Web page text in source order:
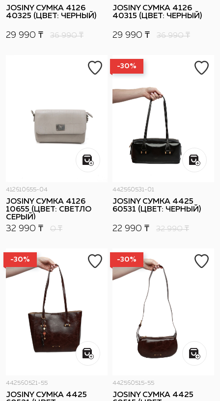
JOSINY СУМКА 4126
40325 (ЦВЕТ: ЧЕРНЫЙ)
29 990 ₸ 36 990₸
JOSINY СУМКА 4126
40315 (ЦВЕТ: ЧЕРНЫЙ)
29 990 ₸ 36 990₸
412610655-04
JOSINY СУМКА 4126
10655 (ЦВЕТ: СВЕТЛО
СЕРЫЙ)
32 990 ₸ 0₸
-30%
442560531-01
JOSINY СУМКА 4425
60531 (ЦВЕТ: ЧЕРНЫЙ)
22 990 ₸ 32 990₸
-30%
442560521-55
JOSINY СУМКА 4425
-30%
442560515-55
JOSINY СУМКА 4425